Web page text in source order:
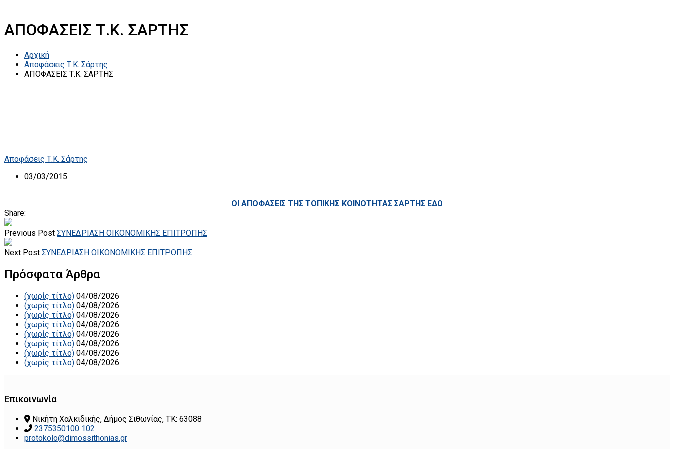
ΑΠΟΦΑΣΕΙΣ Τ.Κ. ΣΑΡΤΗΣ
Αρχική
Αποφάσεις Τ.Κ. Σάρτης
ΑΠΟΦΑΣΕΙΣ Τ.Κ. ΣΑΡΤΗΣ
Αποφάσεις Τ.Κ. Σάρτης
03/03/2015
ΟΙ ΑΠΟΦΑΣΕΙΣ ΤΗΣ ΤΟΠΙΚΗΣ ΚΟΙΝΟΤΗΤΑΣ ΣΑΡΤΗΣ ΕΔΩ
Share:
Previous Post ΣΥΝΕΔΡΙΑΣΗ ΟΙΚΟΝΟΜΙΚΗΣ ΕΠΙΤΡΟΠΗΣ
Next Post ΣΥΝΕΔΡΙΑΣΗ ΟΙΚΟΝΟΜΙΚΗΣ ΕΠΙΤΡΟΠΗΣ
Πρόσφατα Άρθρα
(χωρίς τίτλο) 04/08/2026
(χωρίς τίτλο) 04/08/2026
(χωρίς τίτλο) 04/08/2026
(χωρίς τίτλο) 04/08/2026
(χωρίς τίτλο) 04/08/2026
(χωρίς τίτλο) 04/08/2026
(χωρίς τίτλο) 04/08/2026
(χωρίς τίτλο) 04/08/2026
Επικοινωνία
Νικήτη Χαλκιδικής, Δήμος Σιθωνίας, ΤΚ: 63088
2375350100 102
protokolo@dimossithonias.gr